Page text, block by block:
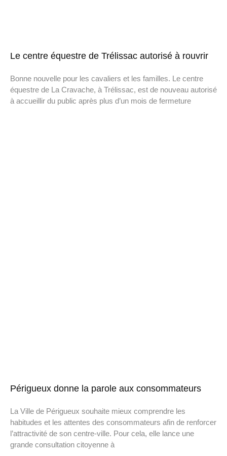
Le centre équestre de Trélissac autorisé à rouvrir
Bonne nouvelle pour les cavaliers et les familles. Le centre
équestre de La Cravache, à Trélissac, est de nouveau autorisé
à accueillir du public après plus d’un mois de fermeture
Périgueux donne la parole aux consommateurs
La Ville de Périgueux souhaite mieux comprendre les
habitudes et les attentes des consommateurs afin de renforcer
l’attractivité de son centre-ville. Pour cela, elle lance une
grande consultation citoyenne à